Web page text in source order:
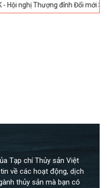
nghị Thượng đỉnh Đổi mới
Tạp chí Thủy sản Việt
về các hoạt động, dịch
thủy sản mà bạn có